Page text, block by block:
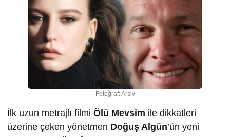
Fotoğraf: Arşiv
İlk uzun metrajlı filmi Ölü Mevsim ile dikkatleri
üzerine çeken yönetmen Doğuş Algün’ün yeni